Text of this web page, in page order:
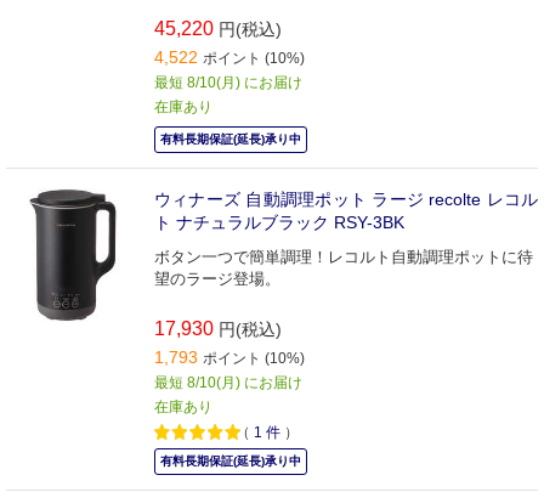
45,220 円(税込)
4,522 ポイント (10%)
最短 8/10(月) にお届け
在庫あり
有料長期保証(延長)承り中
ウィナーズ 自動調理ポット ラージ recolte レコル
ト ナチュラルブラック RSY-3BK
ボタン一つで簡単調理！レコルト自動調理ポットに待
望のラージ登場。
17,930 円(税込)
1,793 ポイント (10%)
最短 8/10(月) にお届け
在庫あり
（ 1 件 ）
有料長期保証(延長)承り中